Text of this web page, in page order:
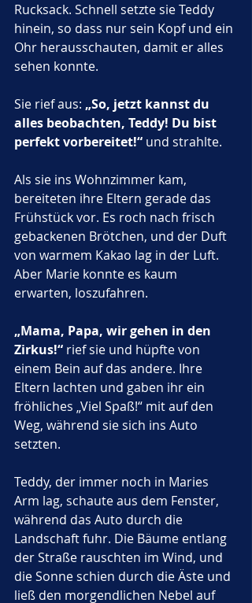
Rucksack. Schnell setzte sie Teddy
hinein, so dass nur sein Kopf und ein
Ohr herausschauten, damit er alles
sehen konnte.
Sie rief aus: „So, jetzt kannst du
alles beobachten, Teddy! Du bist
perfekt vorbereitet!“ und strahlte.
Als sie ins Wohnzimmer kam,
bereiteten ihre Eltern gerade das
Frühstück vor. Es roch nach frisch
gebackenen Brötchen, und der Duft
von warmem Kakao lag in der Luft.
Aber Marie konnte es kaum
erwarten, loszufahren.
„Mama, Papa, wir gehen in den
Zirkus!“ rief sie und hüpfte von
einem Bein auf das andere. Ihre
Eltern lachten und gaben ihr ein
fröhliches „Viel Spaß!“ mit auf den
Weg, während sie sich ins Auto
setzten.
Teddy, der immer noch in Maries
Arm lag, schaute aus dem Fenster,
während das Auto durch die
Landschaft fuhr. Die Bäume entlang
der Straße rauschten im Wind, und
die Sonne schien durch die Äste und
ließ den morgendlichen Nebel auf